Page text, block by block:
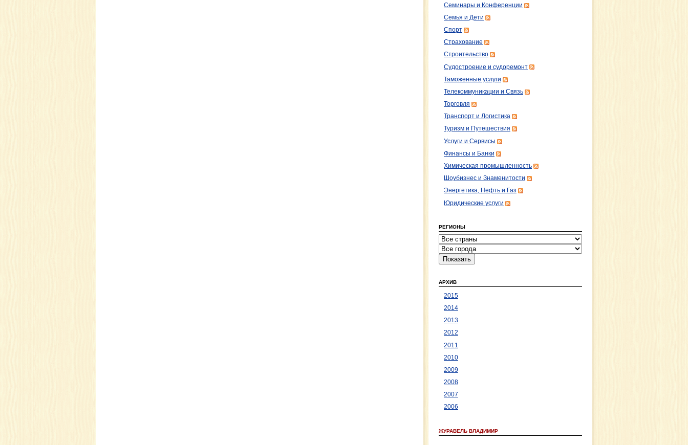
Семинары и Конференции
Семья и Дети
Спорт
Страхование
Строительство
Судостроение и судоремонт
Таможенные услуги
Телекоммуникации и Связь
Торговля
Транспорт и Логистика
Туризм и Путешествия
Услуги и Сервисы
Финансы и Банки
Химическая промышленность
Шоубизнес и Знаменитости
Энергетика, Нефть и Газ
Юридические услуги
РЕГИОНЫ
АРХИВ
2015
2014
2013
2012
2011
2010
2009
2008
2007
2006
ЖУРАВЕЛЬ ВЛАДИМИР